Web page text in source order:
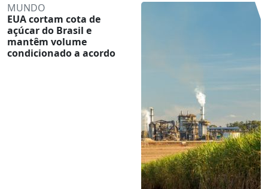
MUNDO
EUA cortam cota de
açúcar do Brasil e
mantêm volume
condicionado a acordo